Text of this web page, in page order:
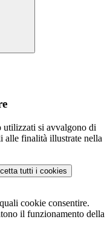
utilizzati si avvalgono di
alle finalità illustrate nella
tutti i cookies
cookie consentire.
il funzionamento della